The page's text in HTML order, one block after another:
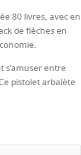
80 livres, avec en
de flèches en
s’amuser entre
pistolet arbalète